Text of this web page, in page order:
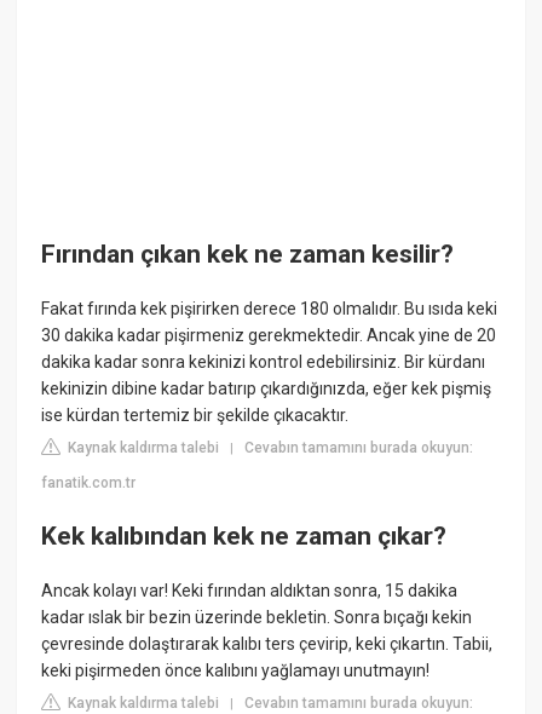
Fırından çıkan kek ne zaman kesilir?
Fakat fırında kek pişirirken derece 180 olmalıdır. Bu ısıda keki
30 dakika kadar pişirmeniz gerekmektedir. Ancak yine de 20
dakika kadar sonra kekinizi kontrol edebilirsiniz. Bir kürdanı
kekinizin dibine kadar batırıp çıkardığınızda, eğer kek pişmiş
ise kürdan tertemiz bir şekilde çıkacaktır.
Kaynak kaldırma talebi |Cevabın tamamını burada okuyun:
fanatik.com.tr
Kek kalıbından kek ne zaman çıkar?
Ancak kolayı var! Keki fırından aldıktan sonra, 15 dakika
kadar ıslak bir bezin üzerinde bekletin. Sonra bıçağı kekin
çevresinde dolaştırarak kalıbı ters çevirip, keki çıkartın. Tabii,
keki pişirmeden önce kalıbını yağlamayı unutmayın!
Kaynak kaldırma talebi |Cevabın tamamını burada okuyun: